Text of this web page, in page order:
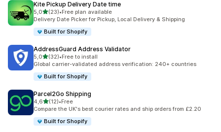
Kite Pickup Delivery Date time
5,0na 5 gwiazdek
(23)
Łączna liczba recenzji: 23
•Free plan available
Delivery Date Picker for Pickup, Local Delivery & Shipping
Built for Shopify
AddressGuard Address Validator
5,0na 5 gwiazdek
(32)
Łączna liczba recenzji: 32
•Free to install
Global carrier-validated address verification: 240+ countries
Built for Shopify
Parcel2Go Shipping
4,6na 5 gwiazdek
(12)
Łączna liczba recenzji: 12
•Free
Compare the UK's best courier rates and ship orders from £2.20
Built for Shopify